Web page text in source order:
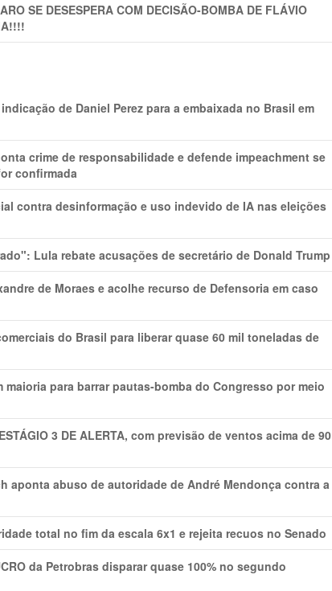
SE DESESPERA COM DECISÃO-BOMBA DE FLÁVIO
de Daniel Perez para a embaixada no Brasil em
crime de responsabilidade e defende impeachment se
confirmada
contra desinformação e uso indevido de IA nas eleições
Lula rebate acusações de secretário de Donald Trump
de Moraes e acolhe recurso de Defensoria em caso
do Brasil para liberar quase 60 mil toneladas de
maioria para barrar pautas-bomba do Congresso por meio
3 DE ALERTA, com previsão de ventos acima de 90
aponta abuso de autoridade de André Mendonça contra a
total no fim da escala 6x1 e rejeita recuos no Senado
da Petrobras disparar quase 100% no segundo